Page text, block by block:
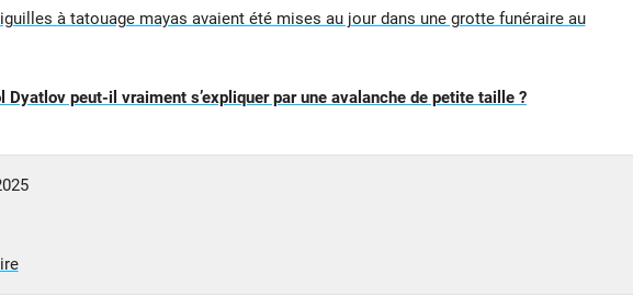
à tatouage mayas avaient été mises au jour dans une grotte funéraire au
Dyatlov peut-il vraiment s’expliquer par une avalanche de petite taille ?